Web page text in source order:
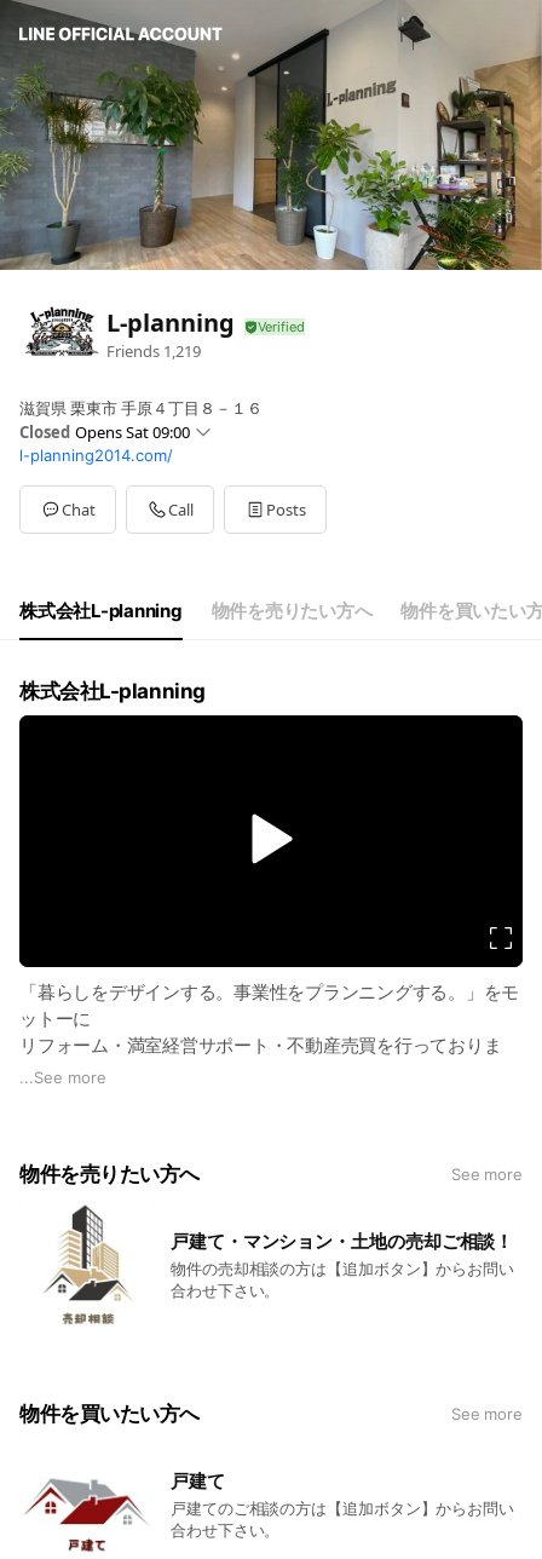
L-planning
Friends 1,219
滋賀県 栗東市 手原４丁目８－１６
Closed Opens Sat 09:00
Sun09:00 - 18:00
Mon09:00 - 18:00
Tue09:00 - 18:00
Wed09:00 - 18:00
Sat
09:00 - 18:00
l-planning2014.com/
Chat Call Posts
株式会社L-planning 物件を売りたい方へ 物件を買いたい
株式会社L-planning
「暮らしをデザインする。事業性をプランニングする。」をモ
ットーに
リフォーム・満室経営サポート・不動産売買を行っておりま
す。
替えることがリフォームではありません。
使用できるものは利用し、ローコストでデザイン性のある物件
にアイデアを駆使し、再生する事が可能です。
不動産売買から再生術を利用したワンストップリフォームを得
意としております。
...See more
物件を売りたい方へ See more
戸建て・マンション・土地の売却ご相談！
物件の売却相談の方は【追加ボタン】からお問い
合わせ下さい。
物件を買いたい方へ See more
戸建て
戸建てのご相談の方は【追加ボタン】からお問い
合わせ下さい。